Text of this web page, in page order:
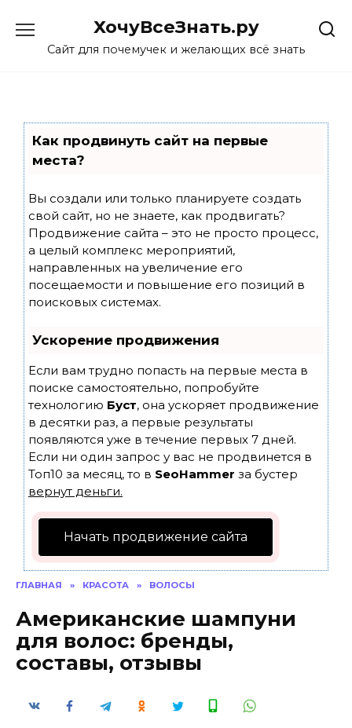
content
ХочуВсеЗнать.ру
Сайт для почемучек и желающих всё знать
Как продвинуть сайт на первые
места?
Вы создали или только планируете создать
свой сайт, но не знаете, как продвигать?
Продвижение сайта – это не просто процесс,
а целый комплекс мероприятий,
направленных на увеличение его
посещаемости и повышение его позиций в
поисковых системах.
Ускорение продвижения
Если вам трудно попасть на первые места в
поиске самостоятельно, попробуйте
технологию Буст, она ускоряет продвижение
в десятки раз, а первые результаты
появляются уже в течение первых 7 дней.
Если ни один запрос у вас не продвинется в
Топ10 за месяц, то в SeoHammer за бустер
вернут деньги.
Начать продвижение сайта
ГЛАВНАЯ » КРАСОТА » ВОЛОСЫ
Американские шампуни
для волос: бренды,
составы, отзывы